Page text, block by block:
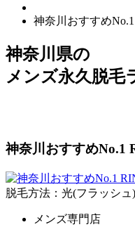
神奈川おすすめ
神奈川県の
メンズ永久脱毛
神奈川おすすめNo.1
脱毛方法：光(フラッシュ
メンズ専門店